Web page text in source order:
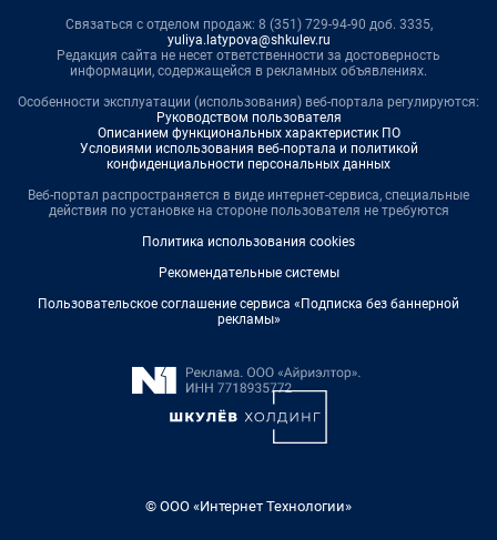
Связаться с отделом продаж: 8 (351) 729-94-90 доб. 3335,
yuliya.latypova@shkulev.ru
Редакция сайта не несет ответственности за достоверность
информации, содержащейся в рекламных объявлениях.
Особенности эксплуатации (использования) веб-портала регулируются:
Руководством пользователя
Описанием функциональных характеристик ПО
Условиями использования веб-портала и политикой
конфиденциальности персональных данных
Веб-портал распространяется в виде интернет-сервиса, специальные
действия по установке на стороне пользователя не требуются
Политика использования cookies
Рекомендательные системы
Пользовательское соглашение сервиса «Подписка без баннерной
рекламы»
© ООО «Интернет Технологии»